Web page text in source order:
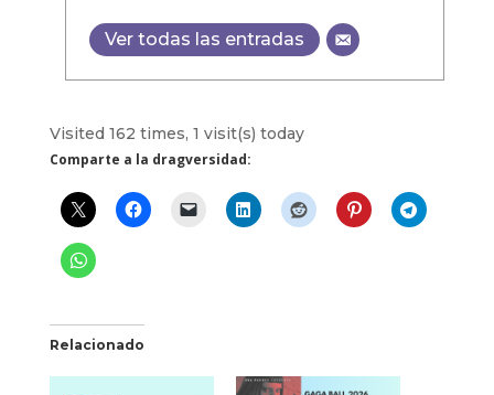
Ver todas las entradas
Visited 162 times, 1 visit(s) today
Comparte a la dragversidad:
Relacionado